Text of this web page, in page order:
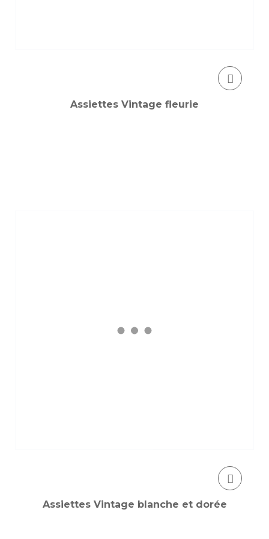
Assiettes Vintage fleurie
Assiettes Vintage blanche et dorée